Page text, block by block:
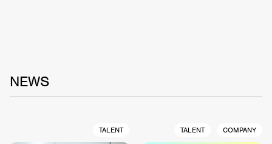
NEWS
TALENT TALENT COMPANY